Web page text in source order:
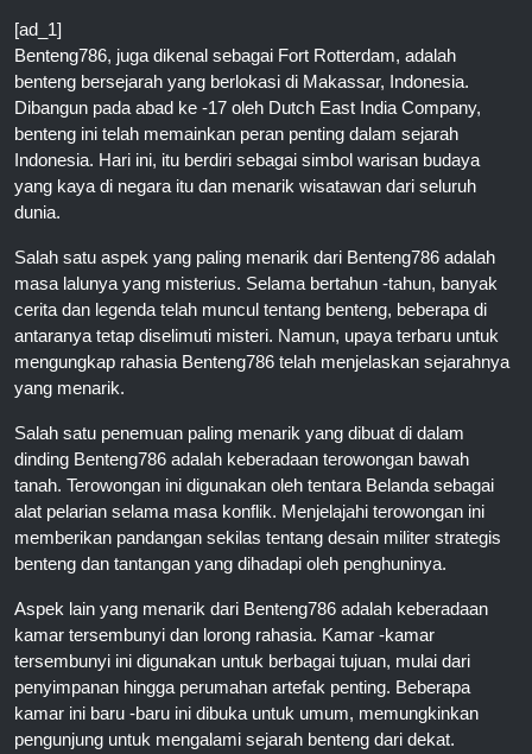
[ad_1]
Benteng786, juga dikenal sebagai Fort Rotterdam, adalah
benteng bersejarah yang berlokasi di Makassar, Indonesia.
Dibangun pada abad ke -17 oleh Dutch East India Company,
benteng ini telah memainkan peran penting dalam sejarah
Indonesia. Hari ini, itu berdiri sebagai simbol warisan budaya
yang kaya di negara itu dan menarik wisatawan dari seluruh
dunia.
Salah satu aspek yang paling menarik dari Benteng786 adalah
masa lalunya yang misterius. Selama bertahun -tahun, banyak
cerita dan legenda telah muncul tentang benteng, beberapa di
antaranya tetap diselimuti misteri. Namun, upaya terbaru untuk
mengungkap rahasia Benteng786 telah menjelaskan sejarahnya
yang menarik.
Salah satu penemuan paling menarik yang dibuat di dalam
dinding Benteng786 adalah keberadaan terowongan bawah
tanah. Terowongan ini digunakan oleh tentara Belanda sebagai
alat pelarian selama masa konflik. Menjelajahi terowongan ini
memberikan pandangan sekilas tentang desain militer strategis
benteng dan tantangan yang dihadapi oleh penghuninya.
Aspek lain yang menarik dari Benteng786 adalah keberadaan
kamar tersembunyi dan lorong rahasia. Kamar -kamar
tersembunyi ini digunakan untuk berbagai tujuan, mulai dari
penyimpanan hingga perumahan artefak penting. Beberapa
kamar ini baru -baru ini dibuka untuk umum, memungkinkan
pengunjung untuk mengalami sejarah benteng dari dekat.